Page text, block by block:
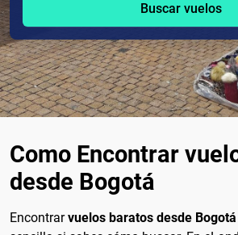
Buscar vuelos
Como Encontrar
desde Bogotá
Encontrarvuelos baratos desde Bogotá